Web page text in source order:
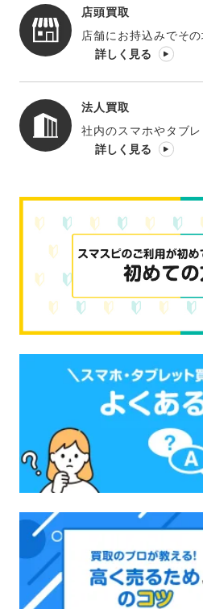
店頭買取
店舗にお持込みでそ
詳しく見る
法人買取
社内のスマホやタブ
詳しく見る